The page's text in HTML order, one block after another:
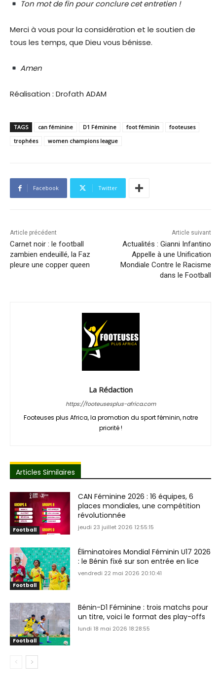
Ton mot de fin pour conclure cet entretien !
Merci à vous pour la considération et le soutien de
tous les temps, que Dieu vous bénisse.
Amen
Réalisation : Drofath ADAM
TAGS can féminine D1 Féminine foot féminin
footeuses
trophées
women champions league
Facebook Twitter
Article précédent
Carnet noir : le football
zambien endeuillé, la Faz
pleure une copper queen
Article suivant
Actualités : Gianni Infantino
Appelle à une Unification
Mondiale Contre le Racisme
dans le Football
La Rédaction
https://footeusesplus-africa.com
Footeuses plus Africa, la promotion du sport féminin, notre
priorité !
Articles Similaires
Football
CAN Féminine 2026 : 16 équipes, 6
places mondiales, une compétition
révolutionnée
jeudi 23 juillet 2026 12:55:15
Football
Éliminatoires Mondial Féminin U17 2026
: le Bénin fixé sur son entrée en lice
vendredi 22 mai 2026 20:10:41
Football
Bénin-D1 Féminine : trois matchs pour
un titre, voici le format des play-offs
lundi 18 mai 2026 18:28:55